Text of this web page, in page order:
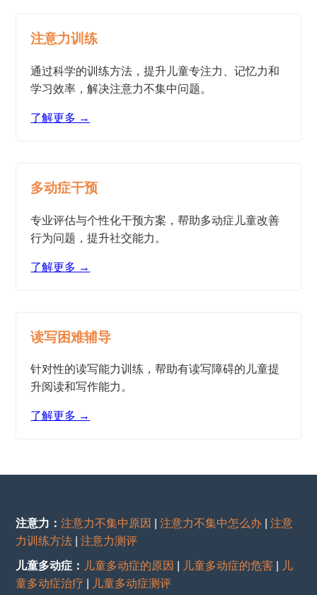
注意力训练
通过科学的训练方法，提升儿童专注力、记忆力和
学习效率，解决注意力不集中问题。
了解更多 →
多动症干预
专业评估与个性化干预方案，帮助多动症儿童改善
行为问题，提升社交能力。
了解更多 →
读写困难辅导
针对性的读写能力训练，帮助有读写障碍的儿童提
升阅读和写作能力。
了解更多 →
注意力：注意力不集中原因 |注意力不集中怎么办 |注意
力训练方法 |注意力测评
儿童多动症： 儿童多动症的原因 儿童多动症的危害
儿
童多动症治疗
儿童多动症测评